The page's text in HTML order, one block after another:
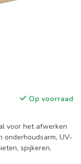
Op voorraad
voor het afwerken
onderhoudsarm, UV-
spijkeren,